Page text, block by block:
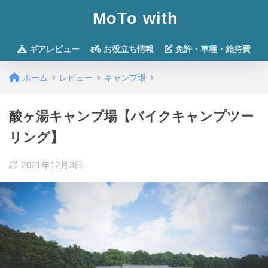
MoTo with
ギアレビュー お役立ち情報 免許・車種・維持費
ホーム レビュー キャンプ場
酸ヶ湯キャンプ場【バイクキャンプツー
リング】
2021年12月3日